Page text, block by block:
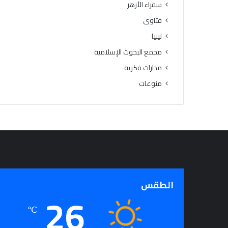
سفراء الأزهر
فتاوى
ليبيا
مجمع البحوث الإسلامية
مدارات فكرية
منوعات
الطقس
℃